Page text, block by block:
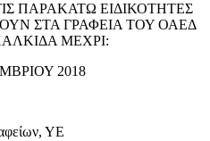
ΠΑΡΑΚΑΤΩ ΕΙΔΙΚΟΤΗΤΕΣ
ΣΤΑ ΓΡΑΦΕΙΑ ΤΟΥ ΟΑΕΔ
ΜΕΧΡΙ:
2018
ΥΕ